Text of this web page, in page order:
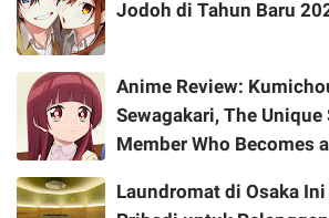
Jodoh di Tahun Baru
Anime Review:
Sewagakari, The Unique
Member Who Becomes
Laundromat di Osaka